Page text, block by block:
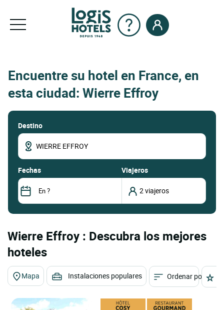
Encuentre su hotel en France, en
esta ciudad: Wierre Effroy
Destino
fechas Viajeros
Wierre Effroy : Descubra los mejores
hoteles
Mapa Instalaciones populares Ordenar por